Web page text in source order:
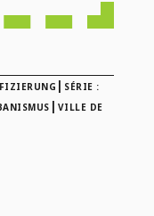
| SÉRIE :
| VILLE DE